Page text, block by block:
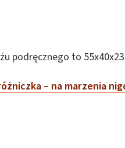
podręcznego to
– na marzenia